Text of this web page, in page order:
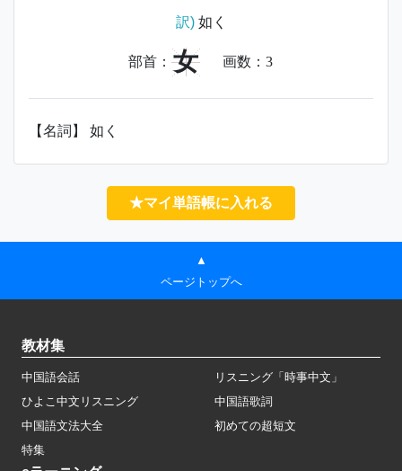
訳)如く
部首： 女 画数： 3
【名詞】 如く
★マイ単語帳に入れる
▲
ページトップへ
教材集
中国語会話
リスニング「時事中文」
ひよこ中文リスニング
中国語歌詞
中国語文法大全
初めての超短文
特集